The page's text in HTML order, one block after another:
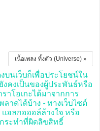
เนื้อเพลง ทิ้งตัว (Universe) »
บนเว็บก็เพื่อประโยชน์ใน
งคงเป็นของผู้ประพันธ์หรือ
าโอเกะได้มาจากการ
าดได้บ้าง - ทางเว็บไซต์
อลกอฮอล์ล้างใจ หรือ
ระทำที่ผิดลิขสิทธิ์